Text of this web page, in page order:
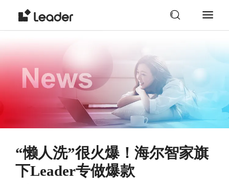
“懒人洗”很火爆！海尔智家旗
下Leader专做爆款